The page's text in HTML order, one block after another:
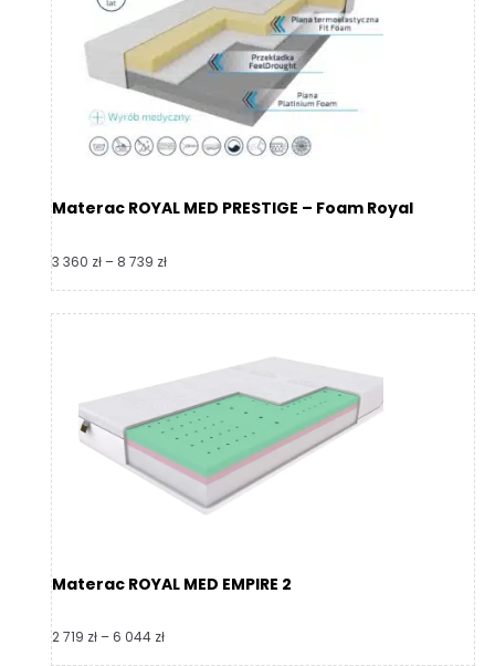
8
865 zł
Materac ROYAL MED PRESTIGE – Foam Royal
3 360 zł – 8 739 złZakres
8
739 zł
Materac ROYAL MED EMPIRE 2
2 719 zł –6 044 złZakres